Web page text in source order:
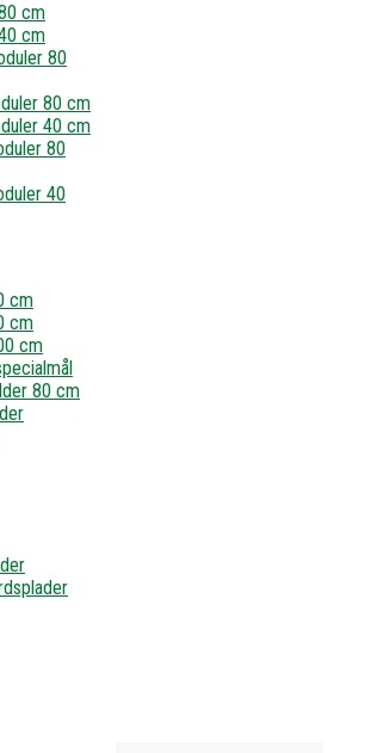
cm
cm
80
80 cm
40 cm
80
40
cm
cm
cm
80 cm